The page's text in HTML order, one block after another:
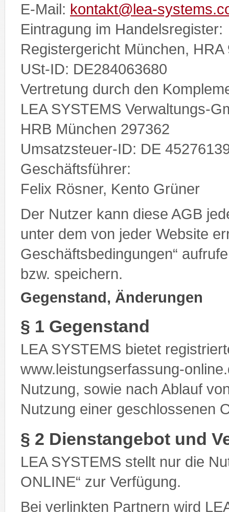
E-Mail: kontakt@lea-
Eintragung im Handelsregister:
Registergericht München, HRA
USt-ID: DE284063680
Vertretung durch den
LEA SYSTEMS Verwaltungs-
HRB München 297362
Umsatzsteuer-ID: DE
Geschäftsführer:
Felix Rösner, Kento Grüner
Der Nutzer kann diese AGB
unter dem von jeder Website
Geschäftsbedingungen“
bzw. speichern.
Gegenstand, Änderungen
§ 1 Gegenstand
LEA SYSTEMS bietet
www.leistungserfassung-
Nutzung, sowie nach Ablauf
Nutzung einer geschlossenen
§ 2 Dienstangebot und
LEA SYSTEMS stellt nur die
ONLINE“ zur Verfügung.
Bei verlinkten Partnern wird